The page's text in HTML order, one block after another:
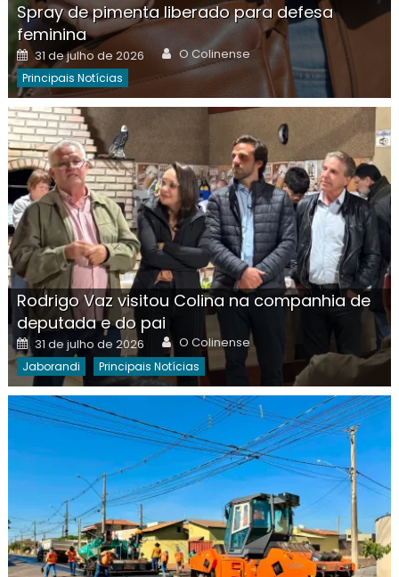
Spray de pimenta liberado para defesa
feminina
Posted
on
31 de julho de 2026 Author
O Colinense
Principais Notícias
Rodrigo Vaz visitou Colina na companhia de
deputada e do pai
Posted
on
31 de julho de 2026 Author
O Colinense
Jaborandi Principais Notícias